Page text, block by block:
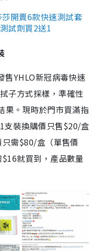
開賣6款快速測試套
試劑買2送1
售YHLO新冠病毒快速
子方式採樣，準確性
果。現時於門市買滿指
支裝換購價只售$20/盒
只需$80/盒（單售價
就買到，產品數量